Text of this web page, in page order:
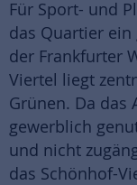
Für Sport- und
das Quartier
der Frankfurter
Viertel liegt
Grünen. Da das
gewerblich
und nicht
das Schönhof-